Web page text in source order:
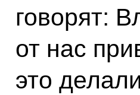
говорят:
от нас
это